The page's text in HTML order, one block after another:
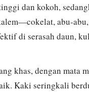
dan kokoh,
abu-
di serasah daun,
khas, dengan mata
Kaki seringkali